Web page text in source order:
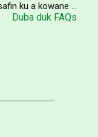
ku a kowane ...
Duba duk FAQs